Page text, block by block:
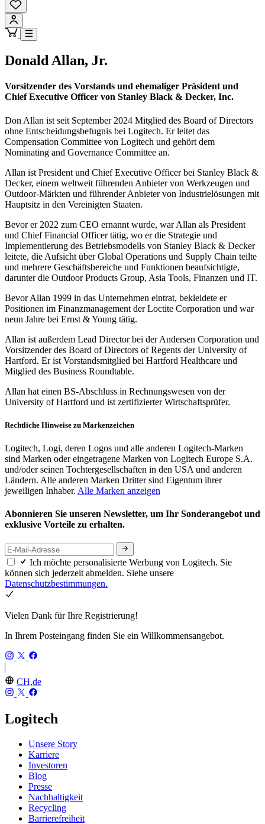
Donald Allan, Jr.
Vorsitzender des Vorstands und ehemaliger Präsident und
Chief Executive Officer von Stanley Black & Decker, Inc.
Don Allan ist seit September 2024 Mitglied des Board of Directors
ohne Entscheidungsbefugnis bei Logitech. Er leitet das
Compensation Committee von Logitech und gehört dem
Nominating and Governance Committee an.
Allan ist President und Chief Executive Officer bei Stanley Black &
Decker, einem weltweit führenden Anbieter von Werkzeugen und
Outdoor-Märkten und führender Anbieter von Industrielösungen mit
Hauptsitz in den Vereinigten Staaten.
Bevor er 2022 zum CEO ernannt wurde, war Allan als President
und Chief Financial Officer tätig, wo er die Strategie und
Implementierung des Betriebsmodells von Stanley Black & Decker
leitete, die Aufsicht über Global Operations und Supply Chain teilte
und mehrere Geschäftsbereiche und Funktionen beaufsichtigte,
darunter die Outdoor Products Group, Asia Tools, Finanzen und IT.
Bevor Allan 1999 in das Unternehmen eintrat, bekleidete er
Positionen im Finanzmanagement der Loctite Corporation und war
neun Jahre bei Ernst & Young tätig.
Allan ist außerdem Lead Director bei der Andersen Corporation und
Vorsitzender des Board of Directors of Regents der University of
Hartford. Er ist Vorstandsmitglied bei Hartford Healthcare und
Mitglied des Business Roundtable.
Allan hat einen BS-Abschluss in Rechnungswesen von der
University of Hartford und ist zertifizierter Wirtschaftsprüfer.
Rechtliche Hinweise zu Markenzeichen
Logitech, Logi, deren Logos und alle anderen Logitech-Marken
sind Marken oder eingetragene Marken von Logitech Europe S.A.
und/oder seinen Tochtergesellschaften in den USA und anderen
Ländern. Alle anderen Marken Dritter sind Eigentum ihrer
jeweiligen Inhaber. Alle Marken anzeigen
Abonnieren Sie unseren Newsletter, um Ihr Sonderangebot und
exklusive Vorteile zu erhalten.
Ich möchte personalisierte Werbung von Logitech. Sie
können sich jederzeit abmelden. Siehe unsere
Datenschutzbestimmungen.
Vielen Dank für Ihre Registrierung!
In Ihrem Posteingang finden Sie ein Willkommensangebot.
CH,de
Logitech
Unsere Story
Karriere
Investoren
Blog
Presse
Nachhaltigkeit
Recycling
Barrierefreiheit